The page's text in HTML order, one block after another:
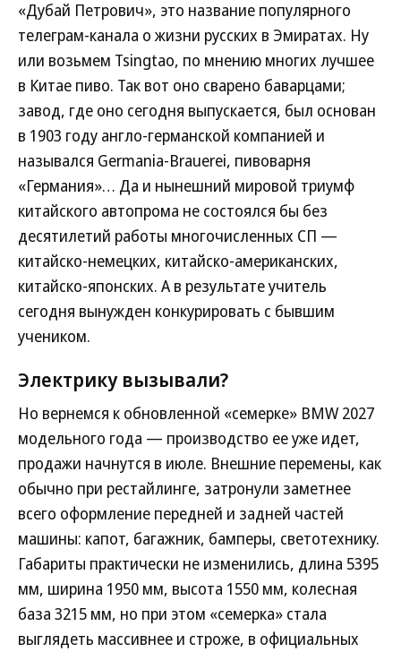
«Дубай Петрович», это название популярного
телеграм-канала о жизни русских в Эмиратах. Ну
или возьмем Tsingtao, по мнению многих лучшее
в Китае пиво. Так вот оно сварено баварцами;
завод, где оно сегодня выпускается, был основан
в 1903 году англо-германской компанией и
назывался Germania-Brauerei, пивоварня
«Германия»… Да и нынешний мировой триумф
китайского автопрома не состоялся бы без
десятилетий работы многочисленных СП —
китайско-немецких, китайско-американских,
китайско-японских. А в результате учитель
сегодня вынужден конкурировать с бывшим
учеником.
Электрику вызывали?
Но вернемся к обновленной «семерке» BMW 2027
модельного года — производство ее уже идет,
продажи начнутся в июле. Внешние перемены, как
обычно при рестайлинге, затронули заметнее
всего оформление передней и задней частей
машины: капот, багажник, бамперы, светотехнику.
Габариты практически не изменились, длина 5395
мм, ширина 1950 мм, высота 1550 мм, колесная
база 3215 мм, но при этом «семерка» стала
выглядеть массивнее и строже, в официальных